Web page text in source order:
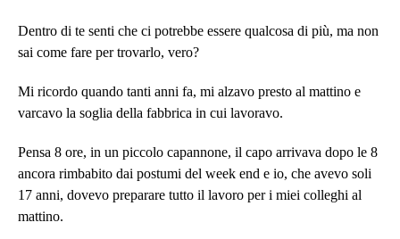
Dentro di te senti che ci potrebbe essere qualcosa di più, ma non
sai come fare per trovarlo, vero?
Mi ricordo quando tanti anni fa, mi alzavo presto al mattino e
varcavo la soglia della fabbrica in cui lavoravo.
Pensa 8 ore, in un piccolo capannone, il capo arrivava dopo le 8
ancora rimbabito dai postumi del week end e io, che avevo soli
17 anni, dovevo preparare tutto il lavoro per i miei colleghi al
mattino.